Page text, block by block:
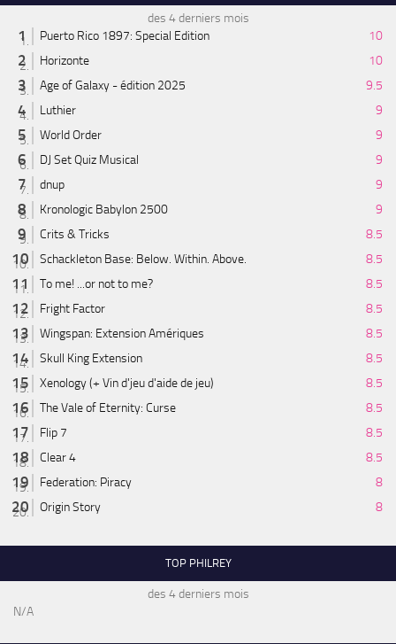
des 4 derniers mois
Puerto Rico 1897: Special Edition
10
Horizonte
10
Age of Galaxy - édition 2025
9.5
Luthier
9
World Order
9
DJ Set Quiz Musical
9
dnup
9
Kronologic Babylon 2500
9
Crits & Tricks
8.5
Schackleton Base: Below. Within. Above.
8.5
To me! ...or not to me?
8.5
Fright Factor
8.5
Wingspan: Extension Amériques
8.5
Skull King Extension
8.5
Xenology (+ Vin d'jeu d'aide de jeu)
8.5
The Vale of Eternity: Curse
8.5
Flip 7
8.5
Clear 4
8.5
Federation: Piracy
8
Origin Story
8
TOP PHILREY
des 4 derniers mois
N/A